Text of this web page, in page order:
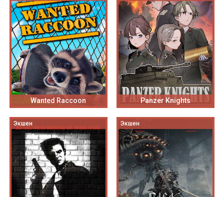
Wanted Raccoon Panzer Knights
Экшен Экшен